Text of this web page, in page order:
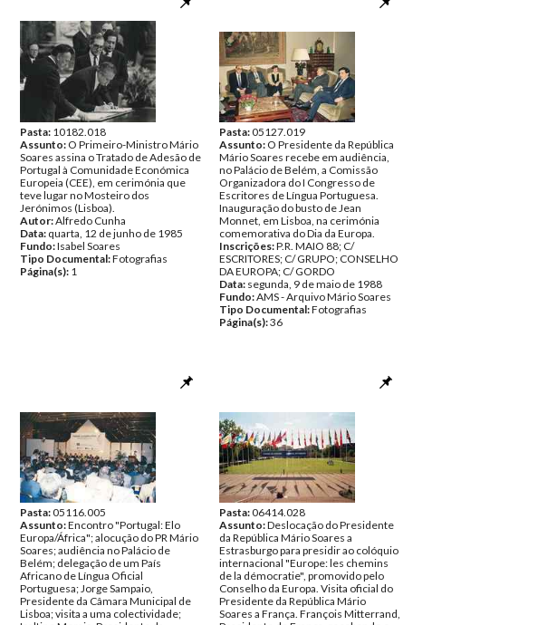
Pasta: 10182.018
Assunto: O Primeiro-Ministro Mário
Soares assina o Tratado de Adesão de
Portugal à Comunidade Económica
Europeia (CEE), em cerimónia que
teve lugar no Mosteiro dos
Jerónimos (Lisboa).
Autor:Alfredo Cunha
Data: quarta, 12 de junho de 1985
Fundo:Isabel Soares
Tipo Documental:Fotografias
Página(s): 1
Pasta:05127.019
Assunto: O Presidente da República
Mário Soares recebe em audiência,
no Palácio de Belém, a Comissão
Organizadora do I Congresso de
Escritores de Língua Portuguesa.
Inauguração do busto de Jean
Monnet, em Lisboa, na cerimónia
comemorativa do Dia da Europa.
Inscrições:P.R. MAIO 88; C/
ESCRITORES; C/ GRUPO; CONSELHO
DA EUROPA; C/ GORDO
Data: segunda, 9 de maio de 1988
Fundo:AMS - Arquivo Mário Soares
Tipo Documental:Fotografias
Página(s):36
Pasta:05116.005
Assunto:Encontro "Portugal: Elo
Europa/África"; alocução do PR Mário
Soares; audiência no Palácio de
Belém; delegação de um País
Africano de Língua Oficial
Portuguesa; Jorge Sampaio,
Presidente da Câmara Municipal de
Lisboa; visita a uma colectividade;
Pasta:06414.028
Assunto:Deslocação do Presidente
da República Mário Soares a
Estrasburgo para presidir ao colóquio
internacional "Europe: les chemins
de la démocratie", promovido pelo
Conselho da Europa. Visita oficial do
Presidente da República Mário
Soares a França. François Mitterrand,